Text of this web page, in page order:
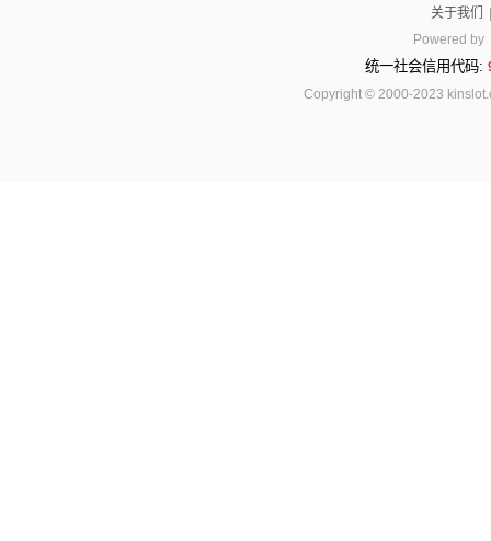
关于我们
Powered by
统一社会信用代码:
Copyright © 2000-2023